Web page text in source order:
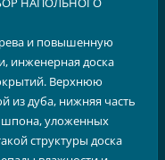
и повышенную
инженерная доска
Верхнюю
из дуба, нижняя часть
шпона, уложенных
структуры доска